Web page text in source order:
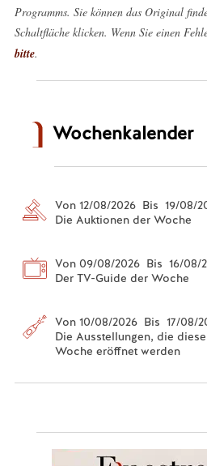
Programms. Sie können das Original
Schaltfläche klicken. Wenn Sie einen
bitte.
Wochenkalender
Von 12/08/2026 Bis 19/08/
Die Auktionen der Woche
Von 09/08/2026 Bis 16/08/
Der TV-Guide der Woche
Von 10/08/2026 Bis 17/08/
Die Ausstellungen, die diese
Woche eröffnet werden